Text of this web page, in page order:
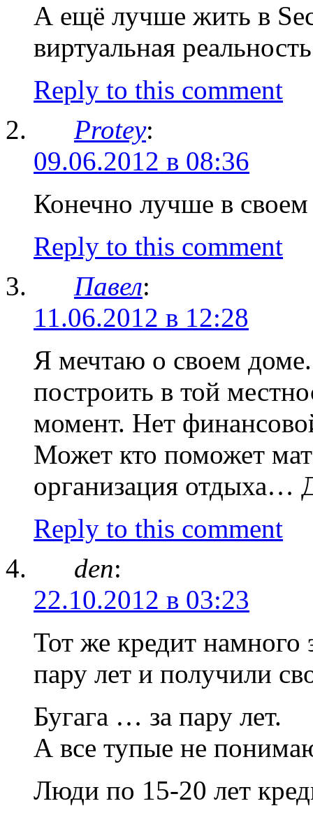
А ещё лучше жить в
виртуальная реальность
Reply to this comment
Protey:
09.06.2012 в 08:36
Конечно лучше в
Reply to this comment
Павел:
11.06.2012 в 12:28
Я мечтаю о своем
построить в той
момент. Нет
Может кто поможет
организация отдыха…
Reply to this comment
den:
22.10.2012 в 03:23
Тот же кредит
пару лет и получили
Бугага … за пару лет.
А все тупые не
Люди по 15-20 лет